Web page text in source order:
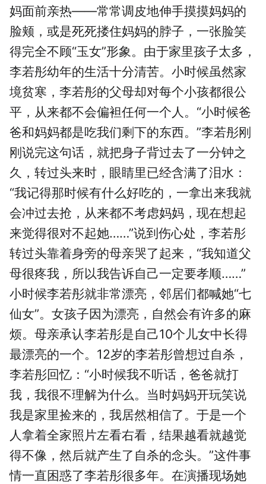
妈面前亲热——常常调皮地伸手摸摸妈妈的
脸颊，或是死死搂住妈妈的脖子，一张脸笑
得完全不顾“玉女”形象。由于家里孩子太多，
李若彤幼年的生活十分清苦。小时候虽然家
境贫寒，李若彤的父母却对每个小孩都很公
平，从来都不会偏袒任何一个人。“小时候爸
爸和妈妈都是吃我们剩下的东西。”李若彤刚
刚说完这句话，就把身子背过去了一分钟之
久，转过头来时，眼睛里已经含满了泪水：
“我记得那时候有什么好吃的，一拿出来我就
会冲过去抢，从来都不考虑妈妈，现在想起
来觉得很对不起她……”说到伤心处，李若彤
转过头靠着身旁的母亲哭了起来，“我知道父
母很疼我，所以我告诉自己一定要孝顺……”
小时候李若彤就非常漂亮，邻居们都喊她“七
仙女”。女孩子因为漂亮，自然会有许多的麻
烦。母亲承认李若彤是自己10个儿女中长得
最漂亮的一个。12岁的李若彤曾想过自杀，
李若彤回忆：“小时候我不听话，爸爸就打
我，我很不理解为什么。当时妈妈开玩笑说
我是家里捡来的，我居然相信了。于是一个
人拿着全家照片左看右看，结果越看就越觉
得不像，然后就产生了自杀的念头。”这件事
情一直困惑了李若彤很多年。在演播现场她